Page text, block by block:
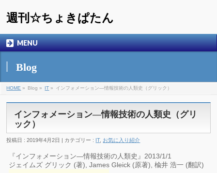
週刊☆ちょきぱたん
MENU
Blog
HOME » Blog » IT » インフォメーション―情報技術の人類史（グリック）
インフォメーション―情報技術の人類史（グリ
ック）
投稿日 : 2019年4月2日 | カテゴリー : IT, お気に入り紹介
『インフォメーション―情報技術の人類史』2013/1/1
ジェイムズ グリック (著), James Gleick (原著), 楡井 浩一 (翻訳)